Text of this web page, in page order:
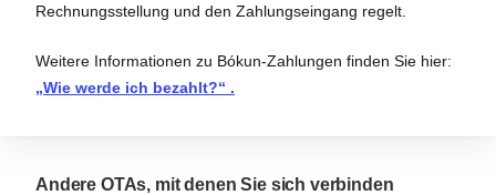
Rechnungsstellung und den Zahlungseingang regelt.
Weitere Informationen zu Bókun-Zahlungen finden Sie hier:
„Wie werde ich bezahlt?“ .
Andere OTAs, mit denen Sie sich verbinden